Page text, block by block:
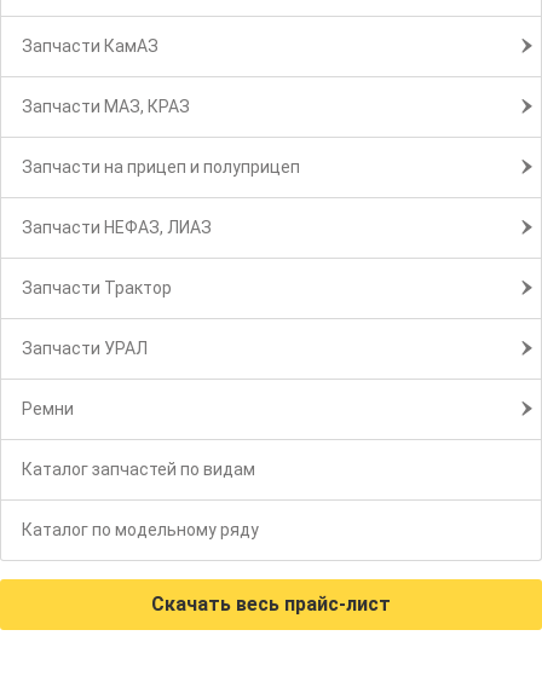
Запчасти КамАЗ
Запчасти МАЗ, КРАЗ
Запчасти на прицеп и полуприцеп
Запчасти НЕФАЗ, ЛИАЗ
Запчасти Трактор
Запчасти УРАЛ
Ремни
Каталог запчастей по видам
Каталог по модельному ряду
Скачать весь прайс-лист